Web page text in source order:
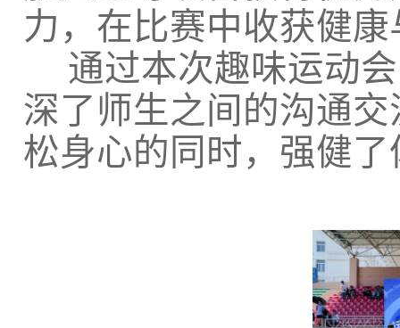
力，在比赛中收获健
通过本次趣味运动
深了师生之间的沟通
松身心的同时，强健了